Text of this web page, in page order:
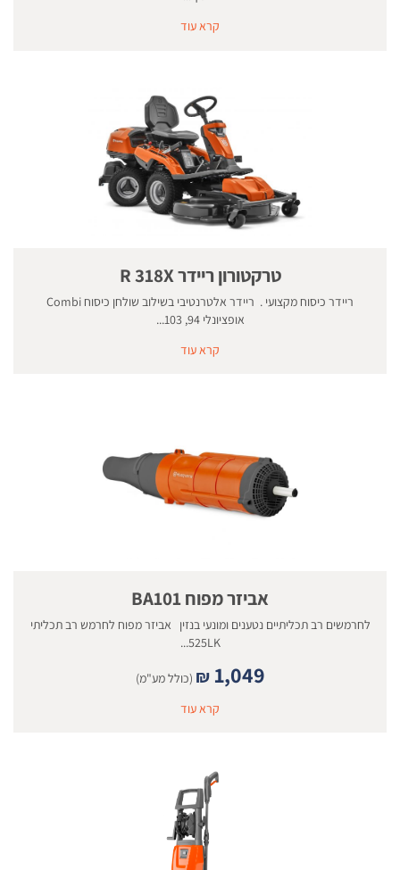
קרא עוד
טרקטורון ריידר R 318X
ריידר כיסוח מקצועי . ריידר אלטרנטיבי בשילוב שולחן כיסוח Combi
אופציונלי 94, 103...
קרא עוד
אביזר מפוח BA101
לחרמשים רב תכליתיים נטענים ומונעי בנזין אביזר מפוח לחרמש רב תכליתי
525LK...
₪ 1,049
(כולל מע"מ)
קרא עוד